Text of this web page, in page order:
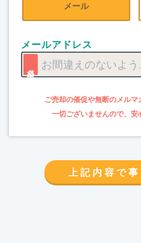
メール
メールアドレス
上記内容で